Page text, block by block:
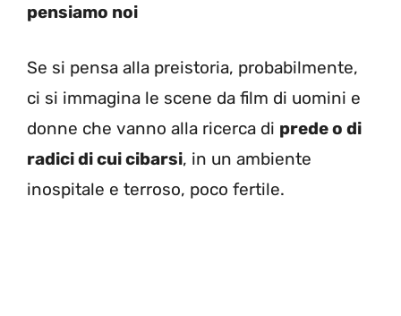
pensiamo noi
Se si pensa alla preistoria, probabilmente,
ci si immagina le scene da film di uomini e
donne che vanno alla ricerca di prede o di
radici di cui cibarsi, in un ambiente
inospitale e terroso, poco fertile.